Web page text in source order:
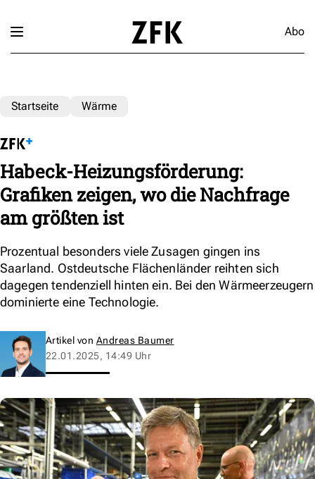
Abo
Startseite Wärme
Habeck-Heizungsförderung:
Grafiken zeigen, wo die Nachfrage
am größten ist
Prozentual besonders viele Zusagen gingen ins
Saarland. Ostdeutsche Flächenländer reihten sich
dagegen tendenziell hinten ein. Bei den Wärmeerzeugern
dominierte eine Technologie.
Artikel von Andreas Baumer
22.01.2025, 14:49 Uhr